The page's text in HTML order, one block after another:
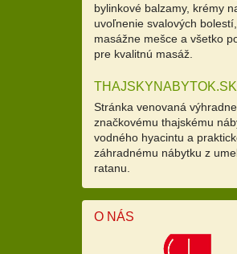
bylinkové balzamy, krémy
uvoľnenie svalových bolestí,
masážne mešce a všetko
pre kvalitnú masáž.
THAJSKYNABYTOK.SK
Stránka venovaná výhradne
značkovému thajskému
vodného hyacintu a
záhradnému nábytku z
ratanu.
O NÁS